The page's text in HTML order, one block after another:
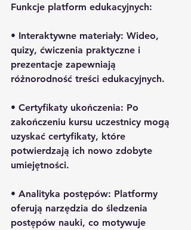
Funkcje platform edukacyjnych:
• Interaktywne materiały: Wideo,
quizy, ćwiczenia praktyczne i
prezentacje zapewniają
różnorodność treści edukacyjnych.
• Certyfikaty ukończenia: Po
zakończeniu kursu uczestnicy mogą
uzyskać certyfikaty, które
potwierdzają ich nowo zdobyte
umiejętności.
• Analityka postępów: Platformy
oferują narzędzia do śledzenia
postępów nauki, co motywuje